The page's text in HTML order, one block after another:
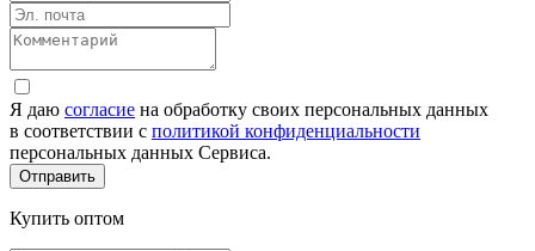
Я даю согласие на обработку своих персональных данных
в соответствии с политикой конфиденциальности
персональных данных Сервиса.
Купить оптом